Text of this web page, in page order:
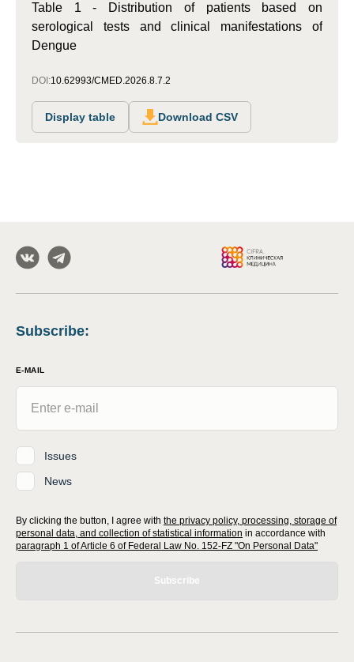
Table 1 - Distribution of patients based on
serological tests and clinical manifestations of
Dengue
DOI:10.62993/CMED.2026.8.7.2
Display table Download CSV
Subscribe:
E-MAIL
Issues
News
By clicking the button, I agree with the privacy policy, processing, storage of
personal data, and collection of statistical information in accordance with
paragraph 1 of Article 6 of Federal Law No. 152-FZ "On Personal Data"
Subscribe